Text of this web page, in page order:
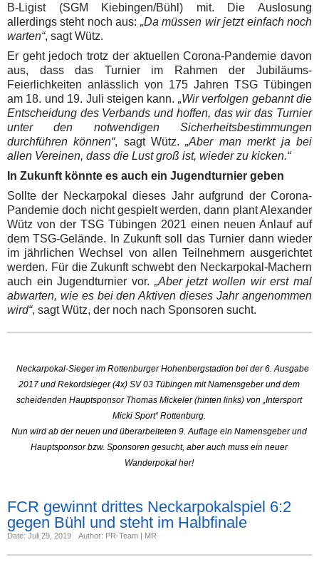
B-Ligist (SGM Kiebingen/Bühl) mit. Die Auslosung
allerdings steht noch aus: „Da müssen wir jetzt einfach noch
warten“, sagt Wütz.
Er geht jedoch trotz der aktuellen Corona-Pandemie davon
aus, dass das Turnier im Rahmen der Jubiläums-
Feierlichkeiten anlässlich von 175 Jahren TSG Tübingen
am 18. und 19. Juli steigen kann. „Wir verfolgen gebannt die
Entscheidung des Verbands und hoffen, das wir das Turnier
unter den notwendigen Sicherheitsbestimmungen
durchführen können“, sagt Wütz.„Aber man merkt ja bei
allen Vereinen, dass die Lust groß ist, wieder zu kicken.“
In Zukunft könnte es auch ein Jugendturnier geben
Sollte der Neckarpokal dieses Jahr aufgrund der Corona-
Pandemie doch nicht gespielt werden, dann plant Alexander
Wütz von der TSG Tübingen 2021 einen neuen Anlauf auf
dem TSG-Gelände. In Zukunft soll das Turnier dann wieder
im jährlichen Wechsel von allen Teilnehmern ausgerichtet
werden. Für die Zukunft schwebt den Neckarpokal-Machern
auch ein Jugendturnier vor. „Aber jetzt wollen wir erst mal
abwarten, wie es bei den Aktiven dieses Jahr angenommen
wird“, sagt Wütz, der noch nach Sponsoren sucht.
Neckarpokal-Sieger im Rottenburger Hohenbergstadion bei der 6. Ausgabe
2017 und Rekordsieger (4x) SV 03 Tübingen mit Namensgeber und dem
scheidenden Hauptsponsor Thomas Mickeler (hinten links) von „Intersport
Micki Sport“ Rottenburg.
Nun wird ab der neuen und überarbeiteten 9. Auflage ein Namensgeber und
Hauptsponsor bzw. Sponsoren gesucht, aber auch muss ein neuer
Wanderpokal her!
FCR gewinnt drittes Neckarpokalspiel 6:2
gegen Bühl und steht im Halbfinale
Date: Juli 29, 2019 Author: PR-Team | MR